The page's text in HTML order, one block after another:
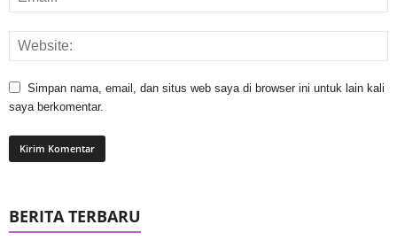
Simpan nama, email, dan situs web saya di browser ini untuk lain kali
saya berkomentar.
BERITA TERBARU